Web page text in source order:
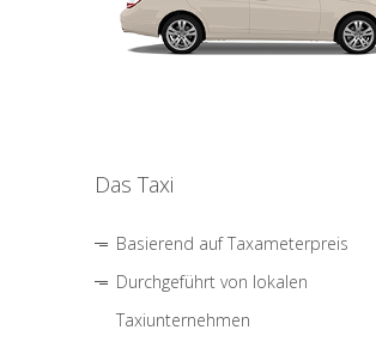
Das Taxi
Basierend auf Taxameterpreis
Durchgeführt von lokalen
Taxiunternehmen